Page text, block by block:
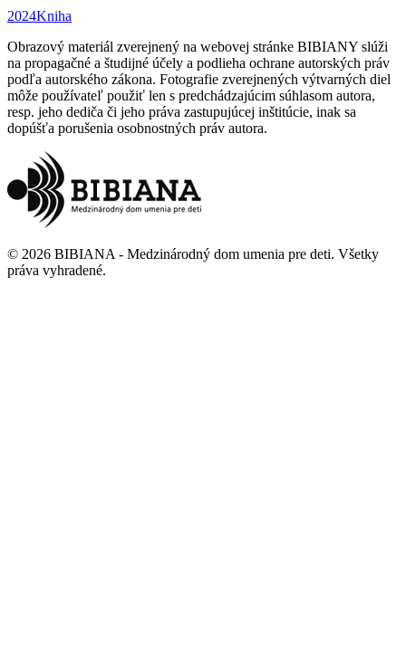
2024Kniha
Obrazový materiál zverejnený na webovej stránke BIBIANY slúži
na propagačné a študijné účely a podlieha ochrane autorských práv
podľa autorského zákona. Fotografie zverejnených výtvarných diel
môže používateľ použiť len s predchádzajúcim súhlasom autora,
resp. jeho dediča či jeho práva zastupujúcej inštitúcie, inak sa
dopúšťa porušenia osobnostných práv autora.
© 2026 BIBIANA - Medzinárodný dom umenia pre deti. Všetky
práva vyhradené.